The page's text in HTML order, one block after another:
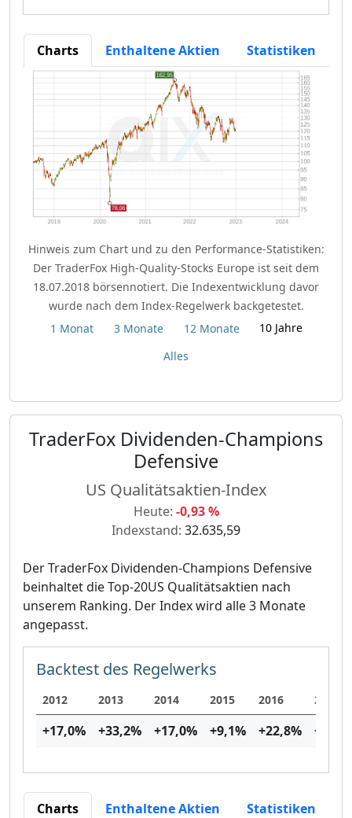
Charts Enthaltene Aktien Statistiken
Hinweis zum Chart und zu den Performance-Statistiken:
Der TraderFox High-Quality-Stocks Europe ist seit dem
18.07.2018 börsennotiert. Die Indexentwicklung davor
wurde nach dem Index-Regelwerk backgetestet.
1 Monat
3 Monate 12 Monate
10 Jahre
Alles
TraderFox Dividenden-Champions
Defensive
US Qualitätsaktien-Index
Heute: -0,93 %
Indexstand: 32.635,59
Der TraderFox Dividenden-Champions Defensive
beinhaltet die Top-20US Qualitätsaktien nach
unserem Ranking. Der Index wird alle 3 Monate
angepasst.
Backtest des Regelwerks
2012 2013 2014 2015 2016 2017
+17,0% +33,2% +17,0% +9,1% +22,8% +15,6
Charts Enthaltene Aktien Statistiken